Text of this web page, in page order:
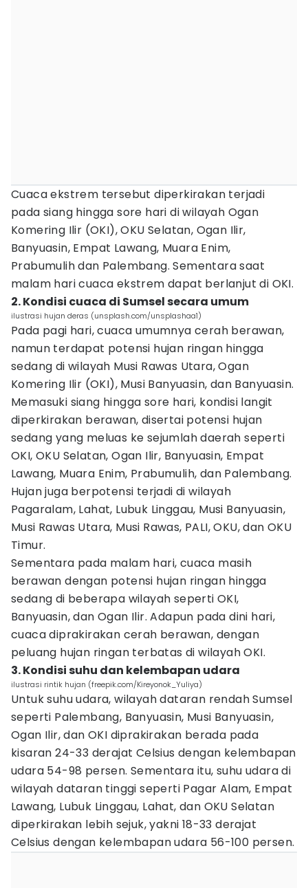
Cuaca ekstrem tersebut diperkirakan terjadi
pada siang hingga sore hari di wilayah Ogan
Komering Ilir (OKI), OKU Selatan, Ogan Ilir,
Banyuasin, Empat Lawang, Muara Enim,
Prabumulih dan Palembang. Sementara saat
malam hari cuaca ekstrem dapat berlanjut di OKI.
2. Kondisi cuaca di Sumsel secara umum
ilustrasi hujan deras (unsplash.com/unsplashaa1)
Pada pagi hari, cuaca umumnya cerah berawan,
namun terdapat potensi hujan ringan hingga
sedang di wilayah Musi Rawas Utara, Ogan
Komering Ilir (OKI), Musi Banyuasin, dan Banyuasin.
Memasuki siang hingga sore hari, kondisi langit
diperkirakan berawan, disertai potensi hujan
sedang yang meluas ke sejumlah daerah seperti
OKI, OKU Selatan, Ogan Ilir, Banyuasin, Empat
Lawang, Muara Enim, Prabumulih, dan Palembang.
Hujan juga berpotensi terjadi di wilayah
Pagaralam, Lahat, Lubuk Linggau, Musi Banyuasin,
Musi Rawas Utara, Musi Rawas, PALI, OKU, dan OKU
Timur.
Sementara pada malam hari, cuaca masih
berawan dengan potensi hujan ringan hingga
sedang di beberapa wilayah seperti OKI,
Banyuasin, dan Ogan Ilir. Adapun pada dini hari,
cuaca diprakirakan cerah berawan, dengan
peluang hujan ringan terbatas di wilayah OKI.
3. Kondisi suhu dan kelembapan udara
ilustrasi rintik hujan (freepik.com/Kireyonok_Yuliya)
Untuk suhu udara, wilayah dataran rendah Sumsel
seperti Palembang, Banyuasin, Musi Banyuasin,
Ogan Ilir, dan OKI diprakirakan berada pada
kisaran 24-33 derajat Celsius dengan kelembapan
udara 54-98 persen. Sementara itu, suhu udara di
wilayah dataran tinggi seperti Pagar Alam, Empat
Lawang, Lubuk Linggau, Lahat, dan OKU Selatan
diperkirakan lebih sejuk, yakni 18-33 derajat
Celsius dengan kelembapan udara 56-100 persen.